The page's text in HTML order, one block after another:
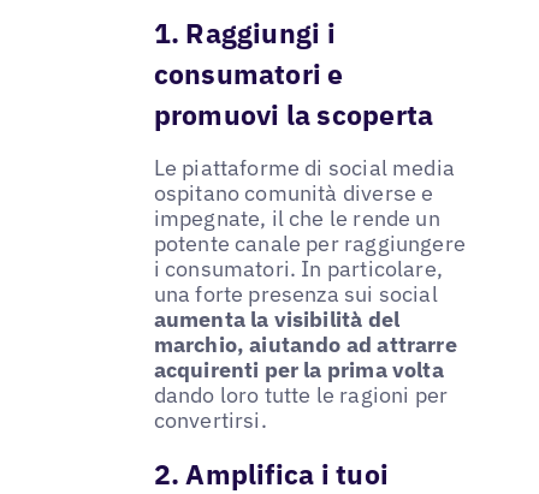
1. Raggiungi i
consumatori e
promuovi la scoperta
Le piattaforme di social media
ospitano comunità diverse e
impegnate, il che le rende un
potente canale per raggiungere
i consumatori. In particolare,
una forte presenza sui social
aumenta la visibilità del
marchio, aiutando ad attrarre
acquirenti per la prima volta
dando loro tutte le ragioni per
convertirsi.
2. Amplifica i tuoi